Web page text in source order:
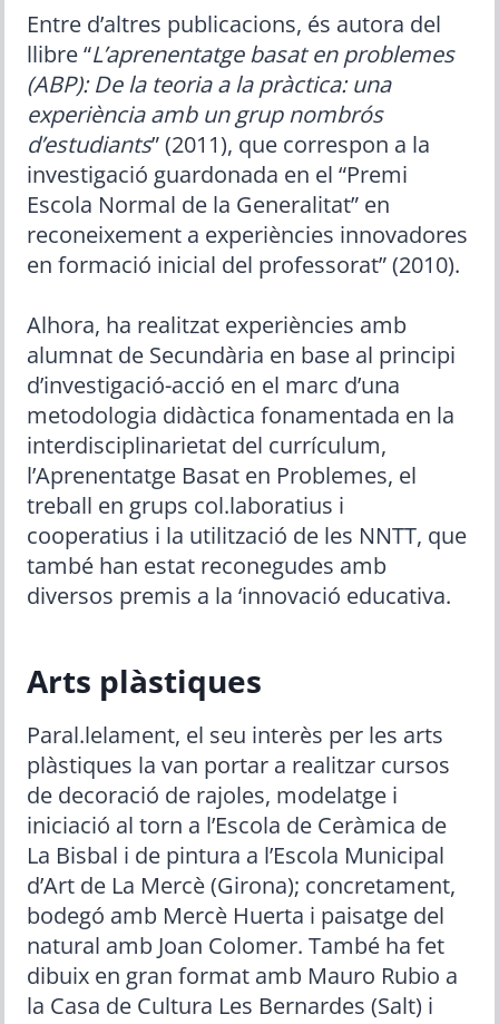
Entre d’altres publicacions, és autora del
llibre “L’aprenentatge basat en problemes
(ABP): De la teoria a la pràctica: una
experiència amb un grup nombrós
d’estudiants” (2011), que correspon a la
investigació guardonada en el “Premi
Escola Normal de la Generalitat” en
reconeixement a experiències innovadores
en formació inicial del professorat” (2010).
Alhora, ha realitzat experiències amb
alumnat de Secundària en base al principi
d’investigació-acció en el marc d’una
metodologia didàctica fonamentada en la
interdisciplinarietat del currículum,
l’Aprenentatge Basat en Problemes, el
treball en grups col.laboratius i
cooperatius i la utilització de les NNTT, que
també han estat reconegudes amb
diversos premis a la ‘innovació educativa.
Arts plàstiques
Paral.lelament, el seu interès per les arts
plàstiques la van portar a realitzar cursos
de decoració de rajoles, modelatge i
iniciació al torn a l’Escola de Ceràmica de
La Bisbal i de pintura a l’Escola Municipal
d’Art de La Mercè (Girona); concretament,
bodegó amb Mercè Huerta i paisatge del
natural amb Joan Colomer. També ha fet
dibuix en gran format amb Mauro Rubio a
la Casa de Cultura Les Bernardes (Salt) i